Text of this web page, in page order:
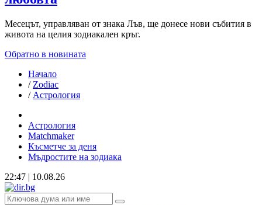
Месецът, управляван от знака Лъв, ще донесе нови събития в
живота на целия зодиакален кръг.
Обратно в новината
Начало
/ Zodiac
/ Астрология
Астрология
Matchmaker
Късметче за деня
Мъдростите на зодиака
22:47 | 10.08.26